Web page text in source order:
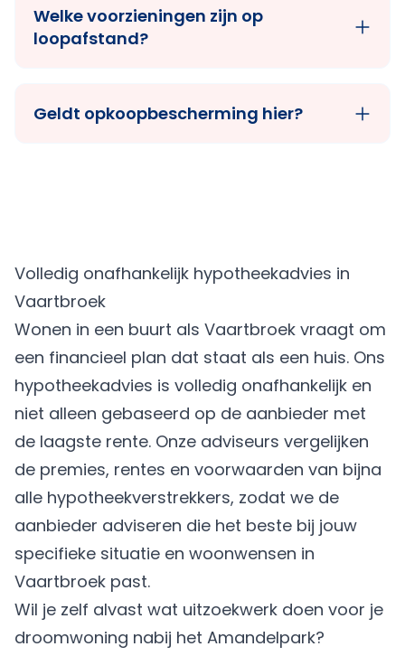
Welke voorzieningen zijn op
loopafstand?
Geldt opkoopbescherming hier?
Volledig onafhankelijk hypotheekadvies in
Vaartbroek
Wonen in een buurt als Vaartbroek vraagt om
een financieel plan dat staat als een huis. Ons
hypotheekadvies is volledig onafhankelijk en
niet alleen gebaseerd op de aanbieder met
de laagste rente. Onze adviseurs vergelijken
de premies, rentes en voorwaarden van bijna
alle hypotheekverstrekkers, zodat we de
aanbieder adviseren die het beste bij jouw
specifieke situatie en woonwensen in
Vaartbroek past.
Wil je zelf alvast wat uitzoekwerk doen voor je
droomwoning nabij het Amandelpark?